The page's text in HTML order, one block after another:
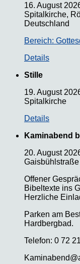
16. August
Spitalkirche,
Deutschland
Bereich:
Details
Stille
19. August
Spitalkirche
Details
Kaminabend
20. August
Offener
Bibeltexte ins
Herzliche
Parken am
Hardbergbad.
Telefon: 0 72